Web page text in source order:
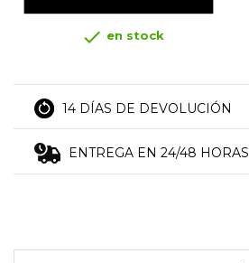
 en stock
14 DÍAS DE DEVOLUCIÓN
ENTREGA EN 24/48 HORAS